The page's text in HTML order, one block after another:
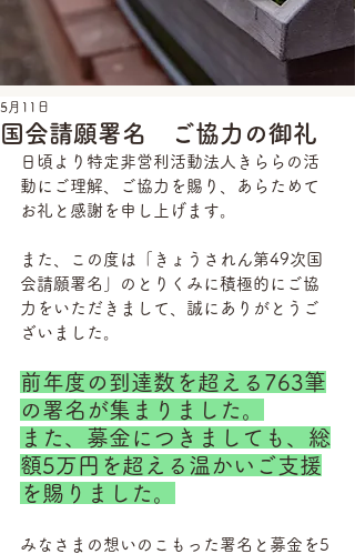
国会請願署名 ご協力の御礼
5月11日
日頃より特定非営利活動法人きららの活
動にご理解、ご協力を賜り、あらためて
お礼と感謝を申し上げます。
また、この度は「きょうされん第49次国
会請願署名」のとりくみに積極的にご協
力をいただきまして、誠にありがとうご
ざいました。
前年度の到達数を超える763筆
の署名が集まりました。
また、募金につきましても、総
額5万円を超える温かいご支援
を賜りました。
みなさまの想いのこもった署名と募金を5